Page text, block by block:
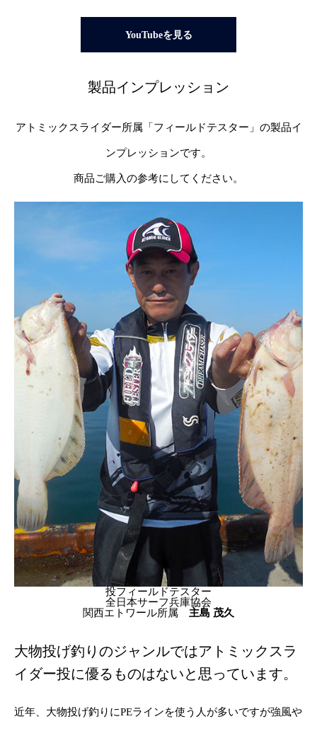
YouTubeを見る
製品インプレッション
アトミックスライダー所属「フィールドテスター」の製品イ
ンプレッションです。
商品ご購入の参考にしてください。
投フィールドテスター
全日本サーフ兵庫協会
関西エトワール所属 主島 茂久
大物投げ釣りのジャンルではアトミックスラ
イダー投に優るものはないと思っています。
近年、大物投げ釣りにPEラインを使う人が多いですが強風や